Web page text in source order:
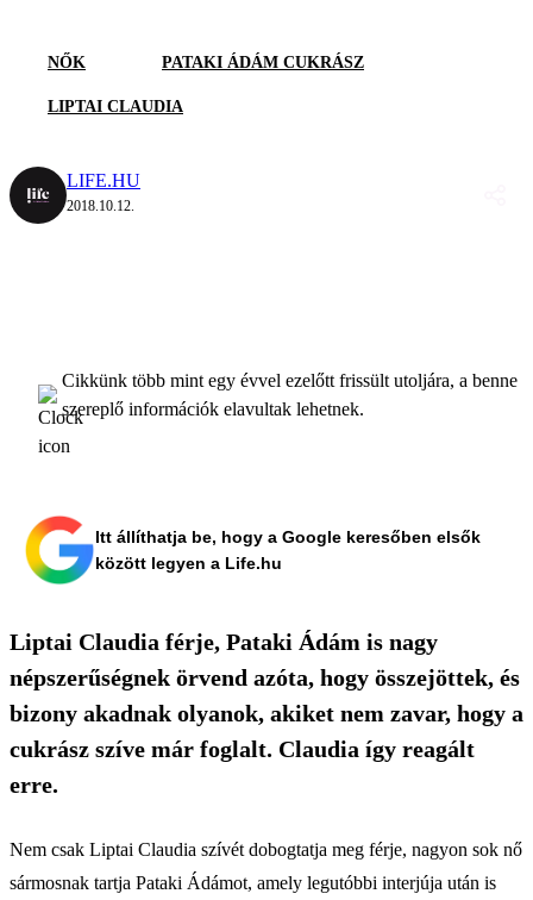
NŐK PATAKI ÁDÁM CUKRÁSZ
LIPTAI CLAUDIA
LIFE.HU
2018.10.12.
Cikkünk több mint egy évvel ezelőtt frissült utoljára, a benne
szereplő információk elavultak lehetnek.
Itt állíthatja be, hogy a Google keresőben elsők
között legyen a Life.hu
Liptai Claudia férje, Pataki Ádám is nagy
népszerűségnek örvend azóta, hogy összejöttek, és
bizony akadnak olyanok, akiket nem zavar, hogy a
cukrász szíve már foglalt. Claudia így reagált
erre.
Nem csak Liptai Claudia szívét dobogtatja meg férje, nagyon sok nő
sármosnak tartja Pataki Ádámot, amely legutóbbi interjúja után is